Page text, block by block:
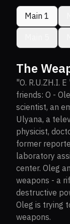
Main 1
The
"O. R.U.ZH.I.
friends: O -
scientist, an
Ulyana, a
physicist,
former
laboratory
center. Oleg
weapons - a
destructive
Oleg is trying
weapons.